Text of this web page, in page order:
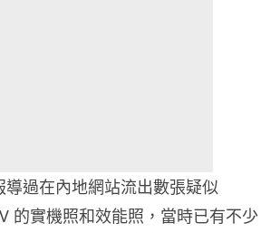
導過在內地網站流出數張疑似
的實機照和效能照，當時已有不少